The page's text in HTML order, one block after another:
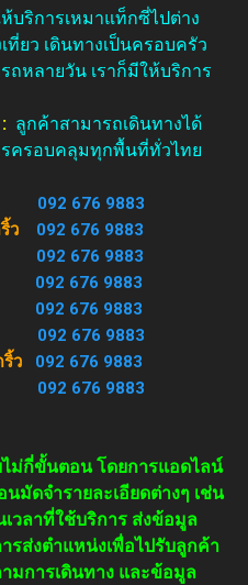
บริการเหมาแท็กซี่ไปต่าง
ที่ยว เดินทางเป็นครอบครัว
หลายวัน เราก็มีให้บริการ
ลูกค้าสามารถเดินทางได้
ครอบคลุมทุกพื้นที่ทั่วไทย
ว 092 676 9883
ริ้ว 092 676 9883
ว 092 676 9883
ว 092 676 9883
ว 092 676 9883
ว 092 676 9883
ริ้ว 092 676 9883
ว 092 676 9883
ม่กี่ขั้นตอน โดยการแอดไลน์
มัดจำรายละเอียดต่างๆ เช่น
วลาที่ใช้บริการ ส่งข้อมูล
รส่งตำแหน่งเพื่อไปรับลูกค้า
มการเดินทาง และข้อมูล